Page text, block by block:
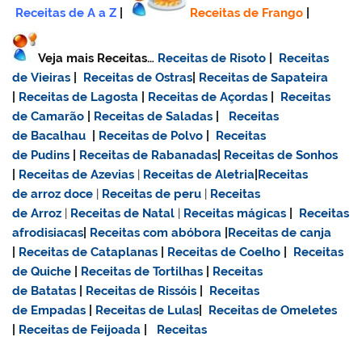
Receitas de A a Z Receitas de Frango
Veja mais Receitas… Receitas de Risoto
Receitas
de Vieiras
Receitas de Ostras
Receitas de Sapateira
Receitas de Lagosta Receitas de Açordas
Receitas
de Camarão
Receitas de Saladas
Receitas
de Bacalhau
Receitas de Polvo
Receitas
de Pudins
Receitas de Rabanadas
Receitas de Sonhos
Receitas de Azevias Receitas de Aletria Receitas
dearroz doce Receitas de peru
Receitas
de Arroz
Receitas de Natal Receitas mágicas
Receitas
afrodisiacas
Receitas com abóbora
Receitas de canja
Receitas de Cataplanas Receitas de Coelho
Receitas
de Quiche
Receitas de Tortilhas
Receitas
de Batatas
Receitas de Rissóis
Receitas
de Empadas
Receitas de Lulas
Receitas de Omeletes
Receitas de Feijoada
Receitas